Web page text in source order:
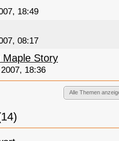
18:49
08:17
Maple Story
18:36
Alle Themen